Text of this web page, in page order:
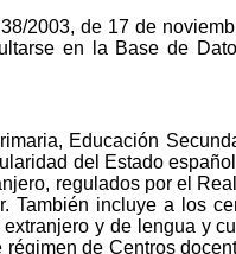
2003, de 17 de
en la Base de
Educación
del Estado
regulados por el
incluye a los
y de lengua y
de Centros